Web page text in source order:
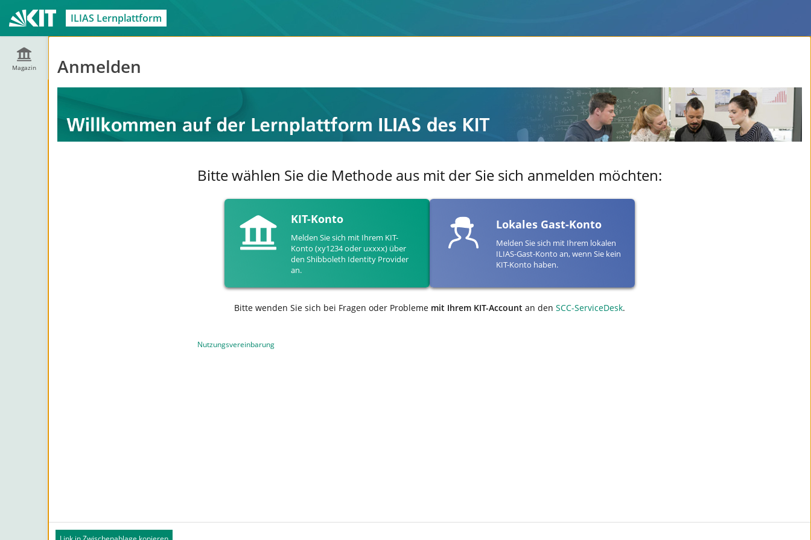
ILIAS Lernplattform
Magazin Anmelden
Bitte wählen Sie die Methode aus mit der Sie sich anmelden möchten:
KIT-Konto
Melden Sie sich mit Ihrem KIT-
Konto (xy1234 oder uxxxx) über
den Shibboleth Identity Provider
an.
Lokales Gast-Konto
Melden Sie sich mit Ihrem lokalen
ILIAS-Gast-Konto an, wenn Sie kein
KIT-Konto haben.
Bitte wenden Sie sich bei Fragen oder Probleme mit Ihrem KIT-Account an den SCC-ServiceDesk.
Nutzungsvereinbarung